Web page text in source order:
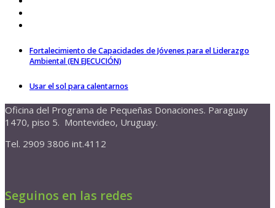
Fortalecimiento de Capacidades de Jóvenes para el Liderazgo
Ambiental (EN EJECUCIÓN)
Usar el sol para calentarnos
Oficina del Programa de Pequeñas Donaciones. Paraguay
1470, piso 5. Montevideo, Uruguay.
Tel. 2909 3806 int.4112
Seguinos en las redes